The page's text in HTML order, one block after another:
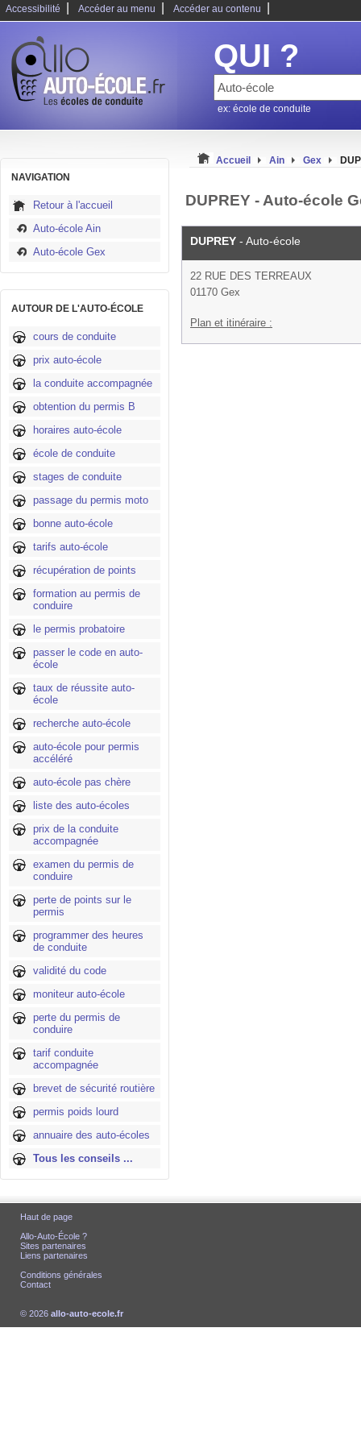
Accessibilité Accéder au menu Accéder au contenu
QUI ?
ex: école de conduite
NAVIGATION
Retour à l'accueil
Auto-école Ain
Auto-école Gex
AUTOUR DE L'AUTO-ÉCOLE
cours de conduite
prix auto-école
la conduite accompagnée
obtention du permis B
horaires auto-école
école de conduite
stages de conduite
passage du permis moto
bonne auto-école
tarifs auto-école
récupération de points
formation au permis de
conduire
le permis probatoire
passer le code en auto-
école
taux de réussite auto-
école
recherche auto-école
auto-école pour permis
accéléré
auto-école pas chère
liste des auto-écoles
prix de la conduite
accompagnée
examen du permis de
conduire
perte de points sur le
permis
programmer des heures
de conduite
validité du code
moniteur auto-école
perte du permis de
conduire
tarif conduite
accompagnée
brevet de sécurité routière
permis poids lourd
annuaire des auto-écoles
Tous les conseils ...
Accueil Ain Gex
DUPREY - Auto-école
DUPREY - Auto-école
22 RUE DES TERREAUX
01170 Gex
Plan et itinéraire :
Haut de page
Allo-Auto-École ?
Sites partenaires
Liens partenaires
Conditions générales
Contact
© 2026 allo-auto-ecole.fr